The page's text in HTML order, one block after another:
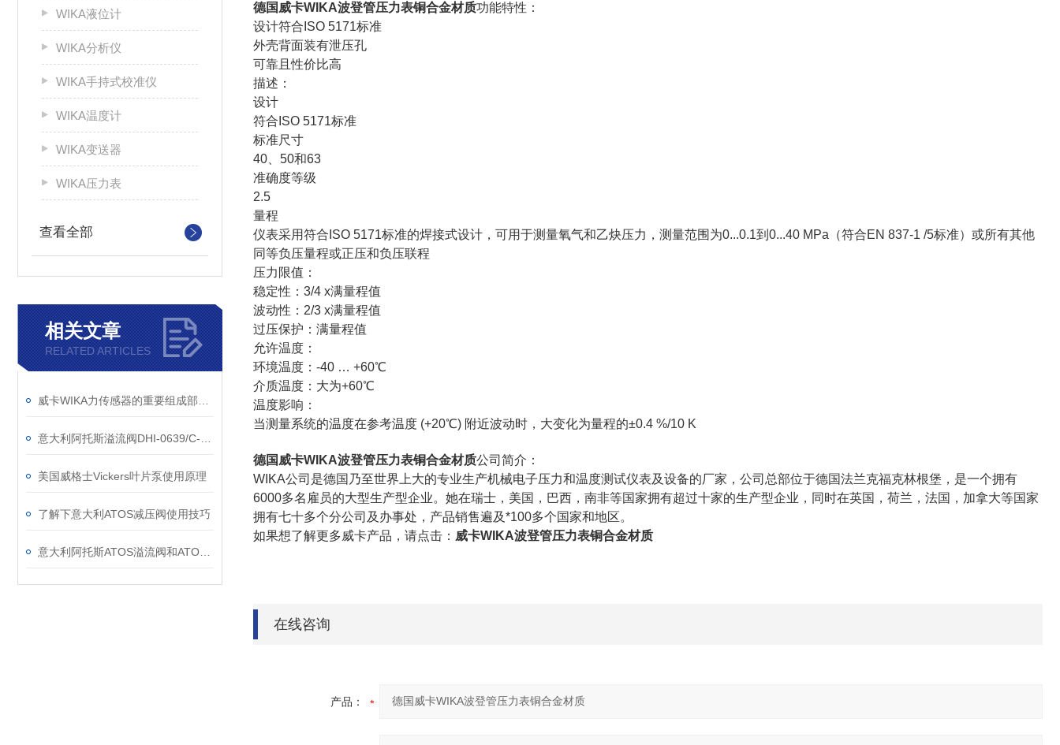
WIKA液位计
WIKA分析仪
WIKA手持式校准仪
WIKA温度计
WIKA变送器
WIKA压力表
查看全部
相关文章
RELATED ARTICLES
美国威格士Vickers叶片泵使用原理
了解下意大利ATOS减压阀使用技巧
德国威卡WIKA波登管压力表铜合金材质功能特性：
设计符合ISO 5171标准
外壳背面装有泄压孔
可靠且性价比高
描述：
设计
符合ISO 5171标准
标准尺寸
40、50和63
准确度等级
2.5
量程
仪表采用符合ISO 5171标准的焊接式设计，可用于测量氧气和乙炔压力，测量范围为0...0.1到0...40 MPa（符合EN 837-1 /5标准）或所有其他
同等负压量程或正压和负压联程
压力限值：
稳定性：3/4 x满量程值
波动性：2/3 x满量程值
过压保护：满量程值
允许温度：
环境温度：-40 … +60℃
介质温度：大为+60℃
温度影响：
当测量系统的温度在参考温度 (+20℃) 附近波动时，大变化为量程的±0.4 %/10 K
德国威卡WIKA波登管压力表铜合金材质公司简介：
WIKA公司是德国乃至世界上大的专业生产机械电子压力和温度测试仪表及设备的厂家，公司总部位于德国法兰克福克林根堡，是一个拥有
6000多名雇员的大型生产型企业。她在瑞士，美国，巴西，南非等国家拥有超过十家的生产型企业，同时在英国，荷兰，法国，加拿大等国家
拥有七十多个分公司及办事处，产品销售遍及*100多个国家和地区。
如果想了解更多威卡产品，请点击： 威卡WIKA波登管压力表铜合金材质
在线咨询
产品：